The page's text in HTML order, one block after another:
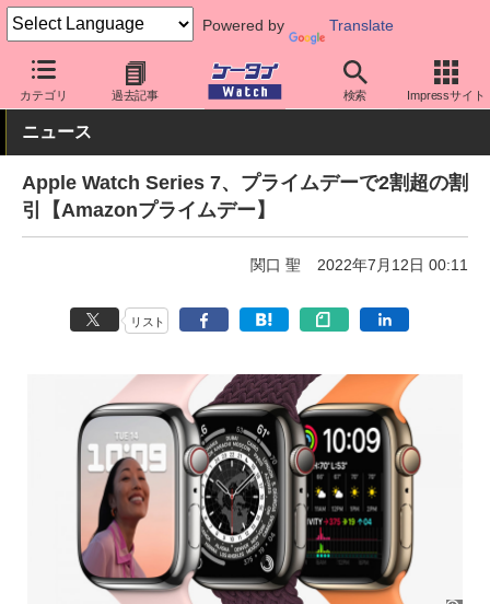
Powered by Translate
カテゴリ 過去記事 検索 Impressサイト
ケータイ Watch OS iPhone (iOS) アクセサリー
ニュース
Apple Watch Series 7、プライムデーで2割超の割
引【Amazonプライムデー】
関口 聖 2022年7月12日 00:11
リスト